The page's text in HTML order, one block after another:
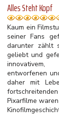
Alles Steht Kopf
Kaum ein
seiner Fans
darunter zählt
geliebt und
innovativem,
entworfenen
daher mit
Pixarfilme